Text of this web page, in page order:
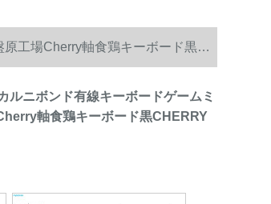
工場Cherry軸食鶏キーボード黒
ルニボンド有線キーボードゲームミ
軸食鶏キーボード黒CHERRY